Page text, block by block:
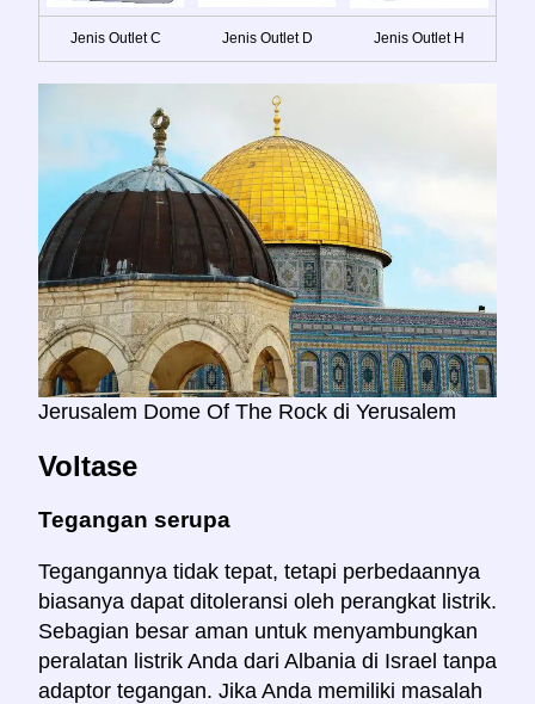
Jenis Outlet C Jenis Outlet D Jenis Outlet H
Jerusalem Dome Of The Rock di Yerusalem
Voltase
Tegangan serupa
Tegangannya tidak tepat, tetapi perbedaannya
biasanya dapat ditoleransi oleh perangkat listrik.
Sebagian besar aman untuk menyambungkan
peralatan listrik Anda dari Albania di Israel tanpa
adaptor tegangan. Jika Anda memiliki masalah